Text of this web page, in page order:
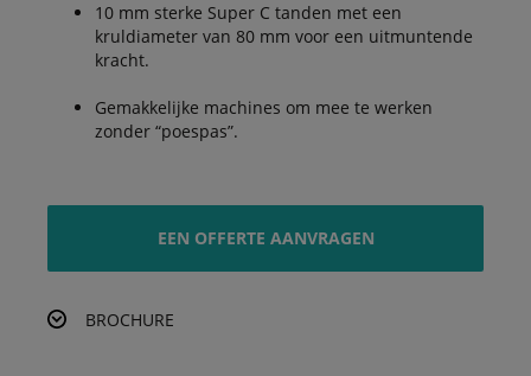
10 mm sterke Super C tanden met een
kruldiameter van 80 mm voor een uitmuntende
kracht.
Gemakkelijke machines om mee te werken
zonder “poespas”.
EEN OFFERTE AANVRAGEN
BROCHURE